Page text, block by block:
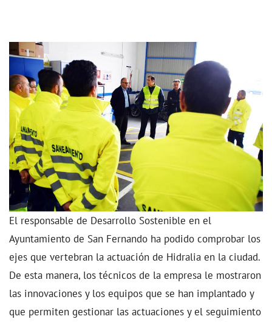
El responsable de Desarrollo Sostenible en el
Ayuntamiento de San Fernando ha podido comprobar los
ejes que vertebran la actuación de Hidralia en la ciudad.
De esta manera, los técnicos de la empresa le mostraron
las innovaciones y los equipos que se han implantado y
que permiten gestionar las actuaciones y el seguimiento